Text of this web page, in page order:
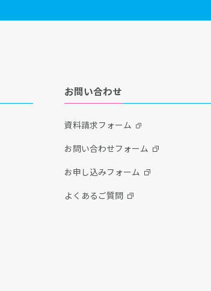
お問い合わせ
資料請求フォーム
お問い合わせフォーム
お申し込みフォーム
よくあるご質問